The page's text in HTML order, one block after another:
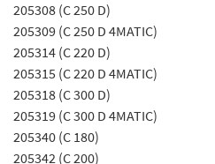
205308 (C 250 D)
205309 (C 250 D 4MATIC)
205314 (C 220 D)
205315 (C 220 D 4MATIC)
205318 (C 300 D)
205319 (C 300 D 4MATIC)
205340 (C 180)
205342 (C 200)